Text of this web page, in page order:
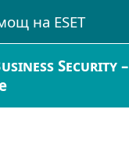
Security –